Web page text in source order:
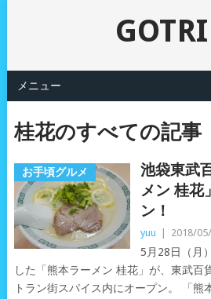
メニュー
桂花のすべての記事
お手頃グルメ
池袋東武
メン 桂花
ン！
yuu 2018/
5月28日（月
した「熊本ラーメン 桂花」が、東武
トラン街スパイス内にオープン。 「熊